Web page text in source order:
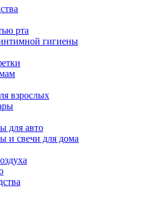
рта
гигиены
взрослых
для авто
и свечи для дома